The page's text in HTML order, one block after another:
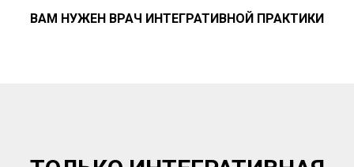
ВАМ НУЖЕН ВРАЧ ИНТЕГРАТИВНОЙ ПРАКТИКИ